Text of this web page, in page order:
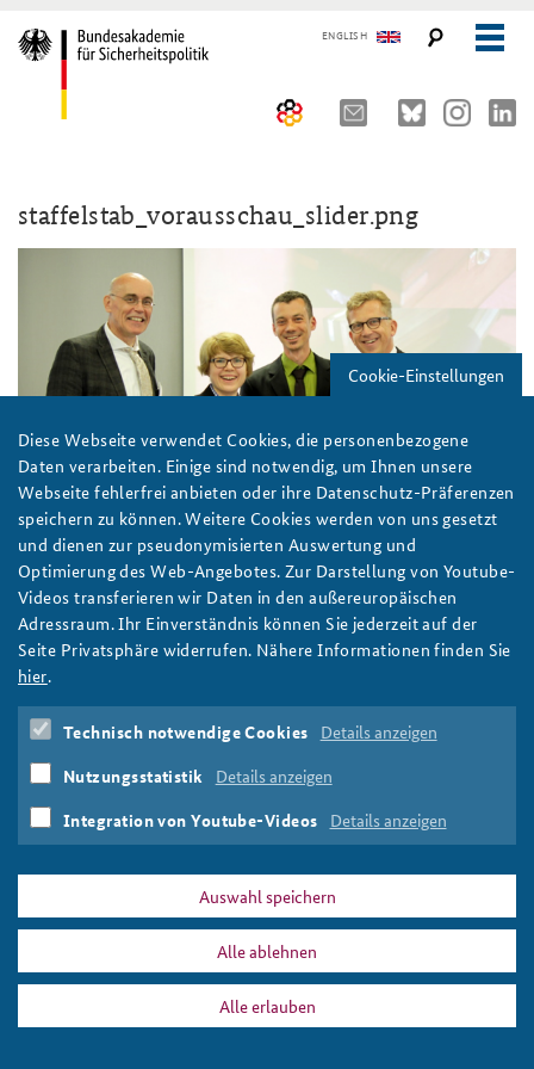
ENGLISH
Auftrag und Organisation
Historischer Ort
Kompetenzzentrum Strategische Vorausschau
Team
Sicherheitspolitische Nachwuchsarbeit
Beirat
Praktika an der BAKS
Anfahrt
Freundeskreis
10 Jahre AKJS
Seminare und Tagungen
Führungskräfteseminar für Sicherheitspolitik
Kernseminar für Sicherheitspolitik
Methodenseminar Strategische Vorausschau
Fachseminar Digitalisierung und Sicherheitspolitik
Fachseminar Desinformation und Sicherheitspolitik
Deutsches Forum Sicherheitspolitik
Arbeitskreis "Junge Sicherheitspolitiker"
Das Sicherheitspolitische Gespräch an der BAKS
Studierendenkonferenz Sicherheitspolitik gestalten
Publikationen und Presse
#angeBAKSt: Aktuelle Kommentare zur Sicherheitspolitik
Arbeitspapiere Sicherheitspolitik
Pressespiegel und Gastbeiträge von BAKS-Angehörigen
Ansprechpartner für Presse- und andere Medienanfragen
Newsletter-Archiv
STUDIENPLATTFORM
staffelstab_vorausschau_slider.png
Vier Personen in geschäftlicher Kleidung stehen lächelnd
beisammen; zwei von ihnen halten gemeinsam ein Fernrohr in
den Händen.
Foto: BAKS
PRESSE DATENSCHUTZ IMPRESSUM FAQ
staffelstab_vorausschau_slider.png
Cookie-Einstellungen
Diese Webseite verwendet Cookies, die personenbezogene
Daten verarbeiten. Einige sind notwendig, um Ihnen unsere
Webseite fehlerfrei anbieten oder ihre Datenschutz-Präferenzen
speichern zu können. Weitere Cookies werden von uns gesetzt
und dienen zur pseudonymisierten Auswertung und
Optimierung des Web-Angebotes. Zur Darstellung von Youtube-
Videos transferieren wir Daten in den außereuropäischen
Adressraum. Ihr Einverständnis können Sie jederzeit auf der
Seite Privatsphäre widerrufen. Nähere Informationen finden Sie
hier.
Technisch notwendige Cookies Details anzeigen
Nutzungsstatistik Details anzeigen
Integration von Youtube-Videos Details anzeigen
Auswahl speichern
Alle ablehnen
Alle erlauben